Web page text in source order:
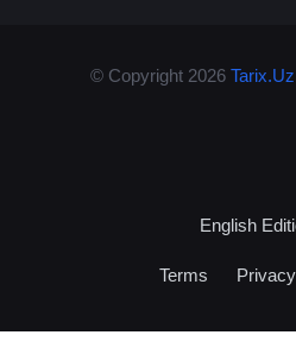
© Copyright 2026 Tarix.Uz
English
Terms Privacy